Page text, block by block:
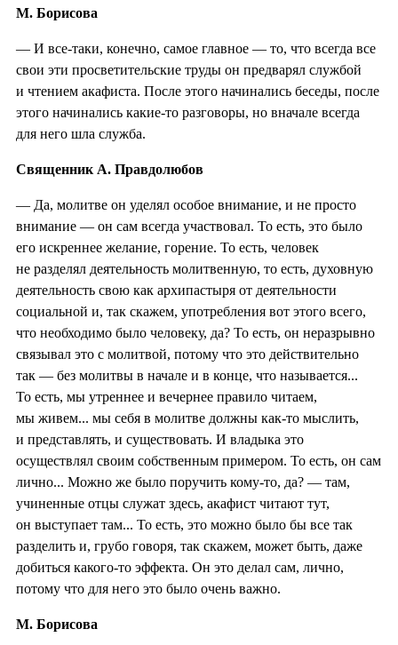
М. Борисова
— И все-таки, конечно, самое главное — то, что всегда все
свои эти просветительские труды он предварял службой
и чтением акафиста. После этого начинались беседы, после
этого начинались какие-то разговоры, но вначале всегда
для него шла служба.
Священник А. Правдолюбов
— Да, молитве он уделял особое внимание, и не просто
внимание — он сам всегда участвовал. То есть, это было
его искреннее желание, горение. То есть, человек
не разделял деятельность молитвенную, то есть, духовную
деятельность свою как архипастыря от деятельности
социальной и, так скажем, употребления вот этого всего,
что необходимо было человеку, да? То есть, он неразрывно
связывал это с молитвой, потому что это действительно
так — без молитвы в начале и в конце, что называется...
То есть, мы утреннее и вечернее правило читаем,
мы живем... мы себя в молитве должны как-то мыслить,
и представлять, и существовать. И владыка это
осуществлял своим собственным примером. То есть, он сам
лично... Можно же было поручить кому-то, да? — там,
учиненные отцы служат здесь, акафист читают тут,
он выступает там... То есть, это можно было бы все так
разделить и, грубо говоря, так скажем, может быть, даже
добиться какого-то эффекта. Он это делал сам, лично,
потому что для него это было очень важно.
М. Борисова